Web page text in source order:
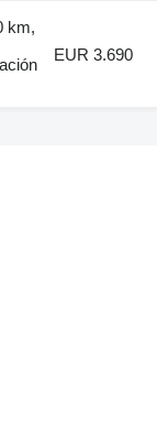
km,
EUR 3.690